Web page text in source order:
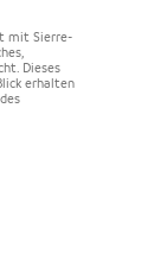
mit Sierre-
Dieses
erhalten